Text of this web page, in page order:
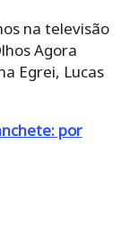
na televisão
Agora
Egrei, Lucas
por